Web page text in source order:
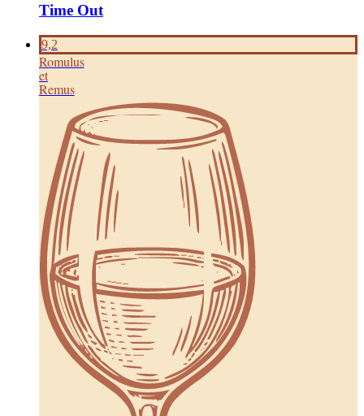
Time Out
9,2
Romulus
et
Remus